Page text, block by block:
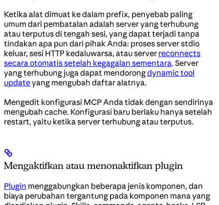
Ketika alat dimuat ke dalam prefix, penyebab paling
umum dari pembatalan adalah server yang terhubung
atau terputus di tengah sesi, yang dapat terjadi tanpa
tindakan apa pun dari pihak Anda: proses server stdio
keluar, sesi HTTP kedaluwarsa, atau server reconnects
secara otomatis setelah kegagalan sementara. Server
yang terhubung juga dapat mendorongdynamic tool
updateyang mengubah daftar alatnya.
Mengedit konfigurasi MCP Anda tidak dengan sendirinya
mengubah cache. Konfigurasi baru berlaku hanya setelah
restart, yaitu ketika server terhubung atau terputus.
Mengaktifkan atau menonaktifkan plugin
Plugin menggabungkan beberapa jenis komponen, dan
biaya perubahan tergantung pada komponen mana yang